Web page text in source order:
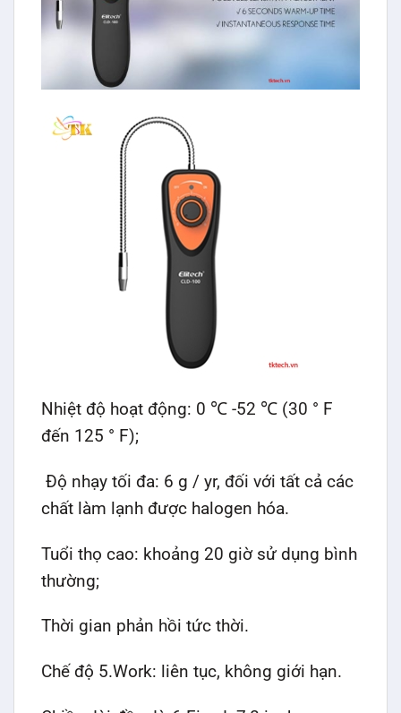
Nhiệt độ hoạt động: 0 ℃ -52 ℃ (30 ° F
đến 125 ° F);
Độ nhạy tối đa: 6 g / yr, đối với tất cả các
chất làm lạnh được halogen hóa.
Tuổi thọ cao: khoảng 20 giờ sử dụng bình
thường;
Thời gian phản hồi tức thời.
Chế độ 5.Work: liên tục, không giới hạn.